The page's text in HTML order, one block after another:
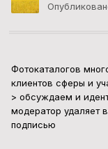
Фотокаталогов
клиентов сферы и
> обсуждаем и
модератор удаляет
подписью